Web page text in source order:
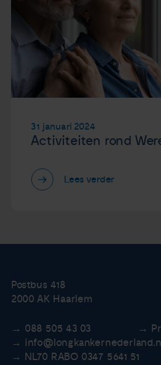
31 januari 2024
Activiteiten rond
Lees verder
Postbus 418
2000 AK Haarlem
088 505 43 03
NL70 RABO 0347 5641 51